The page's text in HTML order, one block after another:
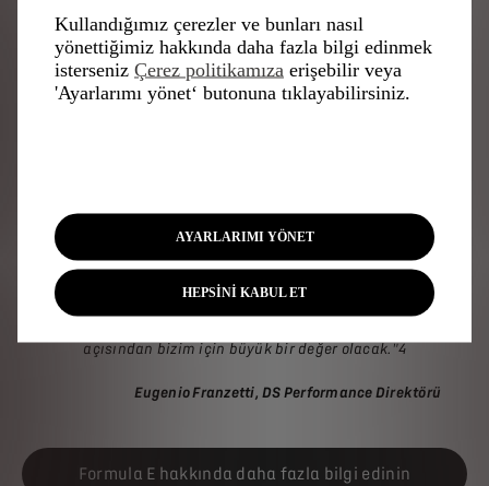
rejenerasyonundan gelir
« DS Automobiles için bu sezon bir şampiyonluktan çok
yepyeni bir tasarıma ve DS Performance tarafından
geliştirilen yeni güç aktarım mekanizmasına sahip bir
otomobili tanıtıyoruz. Bugün, mühendislerimizin ve
makinistlerimizin son iki yılda ortaya koyduğu
muazzam çalışmadan özellikle gurur duyuyorum. DS E-
açısından bizim için büyük bir değer olacak."4
Eugenio Franzetti, DS Performance Direktörü
Formula E hakkında daha fazla bilgi edinin
Kullandığımız çerezler ve bunları nasıl
yönettiğimiz hakkında daha fazla bilgi edinmek
isterseniz Çerez politikamıza erişebilir veya
'Ayarlarımı yönet‘ butonuna tıklayabilirsiniz.
AYARLARIMI YÖNET
HEPSİNİ KABUL ET